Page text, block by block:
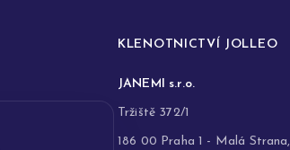
KLENOTNICTVÍ JOLLEO
JANEMI s.r.o.
Tržiště 372/1
186 00 Praha 1 - Malá Strana,